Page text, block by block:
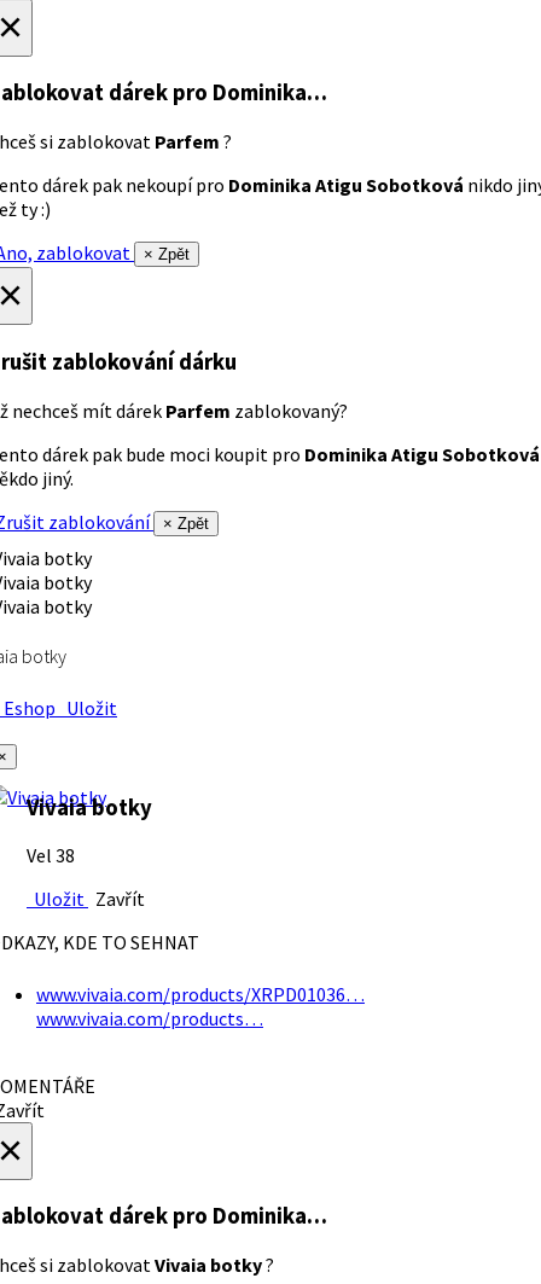
dárek pro Dominika…
si zablokovat Parfem ?
dárek pak nekoupí pro Dominika Atigu Sobotková nikdo
ty :)
zablokovat
× Zpět
zablokování dárku
nechceš mít dárek Parfem zablokovaný?
dárek pak bude moci koupit pro Dominika Atigu Sobotková
jiný.
zablokování
× Zpět
botky
Uložit
Vivaia botky
Vel 38
Uložit Zavřít
KDE TO SEHNAT
www.vivaia.com/products/XRPD01036…
www.vivaia.com/products…
dárek pro Dominika…
si zablokovatVivaia botky?